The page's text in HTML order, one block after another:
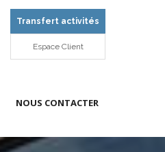
Transfert activités
Espace Client
NOUS CONTACTER